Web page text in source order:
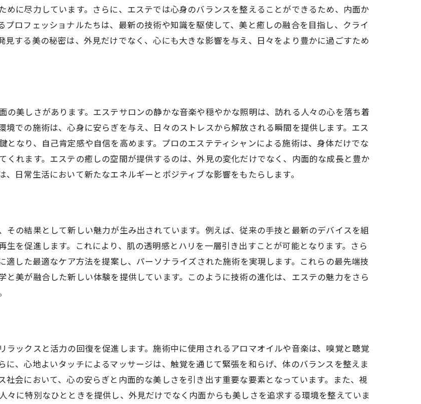
遣いが光るプロフェッショナルの現場
方作業が生む最高のエステ体験
が提供する心身のバランスとは
エステで感じる内面からの健康美
ステがくれる心の安らぎ
リスティックアプローチによるバランスの取り方
で体験する特別なリラックス空間
れを癒す特別なエステのひととき
プライベート感を重視したくつろぎの場
と体を解放するエステの魅力
求するエステのプロフェッショナルたち
エステティシャンのこだわりと情熱
美を引き出すためのプロフェッショナルの努力
エステにおける継続的な学びの重要性
プロが語る美の追求とお客様への思い
めに尽力しています。さらに、エステでは心身のバランスを整えることができるため、内面か
プロフェッショナルたちは、最新の技術や知識を駆使して、美と癒しの融合を目指し、クライ
する美の秘密は、外見だけでなく、心にも大きな影響を与え、日々をより豊かに過ごすため
美しさがあります。エステサロンの静かな音楽や穏やかな照明は、訪れる人々の心を落ち着
での施術は、心身に安らぎを与え、日々のストレスから解放される瞬間を提供します。エス
なり、自己肯定感や自信を高めます。プロのエステティシャンによる施術は、身体だけでな
くれます。エステの癒しの空間が提供するのは、外見の変化だけでなく、内面的な成長と豊か
日常生活において新たなエネルギーとポジティブな影響をもたらします。
の結果として新しい魅力が生み出されています。例えば、従来の手技と最新のデバイスを組
を促進します。これにより、肌の透明感とハリを一層引き出すことが可能となります。さら
した最適なケア方法を提案し、パーソナライズされた施術を実現します。これらの最先端技
美が融合した新しい体験を提供しています。このように技術の進化は、エステの魅力をさら
ックスと活力の回復を促進します。施術中に使用されるアロマオイルや音楽は、嗅覚と聴覚
、心地よいタッチによるマッサージは、触覚を通じて緊張を和らげ、体のバランスを整えま
会において、心の安らぎと内面的な美しさを引き出す重要な要素となっています。また、視
に特別なひとときを提供し、外見だけでなく内面からも美しさを追求する環境を整えていま